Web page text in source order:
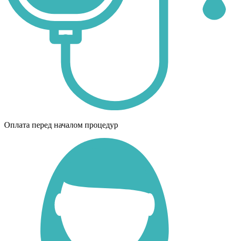
Оплата перед началом процедур